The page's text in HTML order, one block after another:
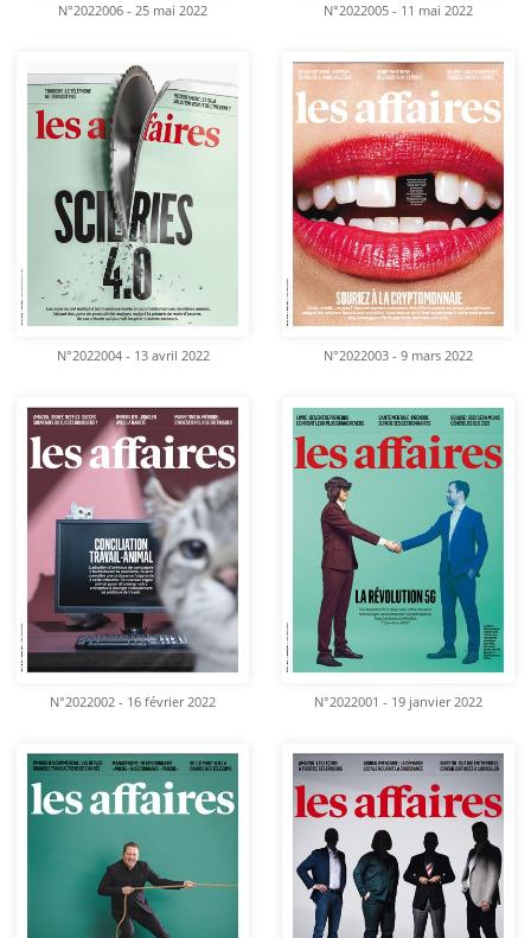
N°2022006 - 25 mai 2022 N°2022005 - 11 mai 2022
N°2022004 - 13 avril 2022 N°2022003 - 9 mars 2022
N°2022002 - 16 février 2022 N°2022001 - 19 janvier 2022